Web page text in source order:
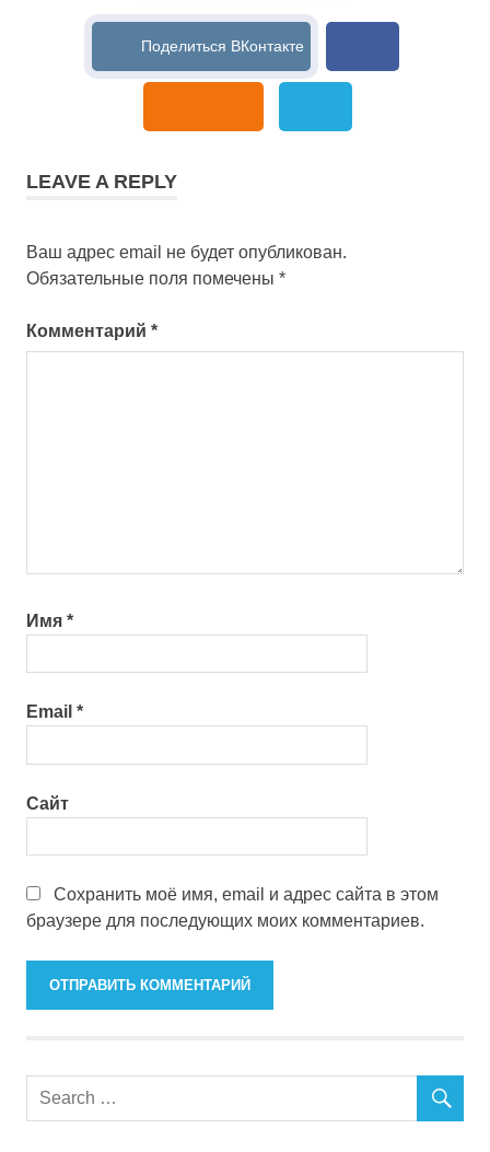
LEAVE A REPLY
Ваш адрес email не будет опубликован.
Обязательные поля помечены *
Комментарий *
Имя *
Email *
Сайт
Сохранить моё имя, email и адрес сайта в этом
браузере для последующих моих комментариев.